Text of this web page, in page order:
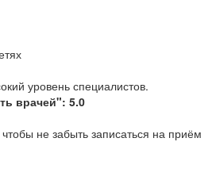
уровень специалистов.
врачей": 5.0
не забыть записаться на приём